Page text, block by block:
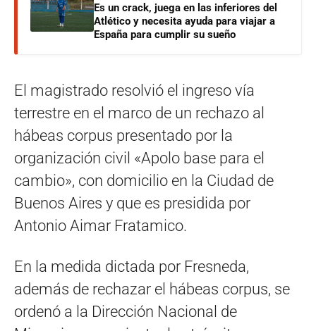
Es un crack, juega en las inferiores del
Atlético y necesita ayuda para viajar a
España para cumplir su sueño
El magistrado resolvió el ingreso vía
terrestre en el marco de un rechazo al
hábeas corpus presentado por la
organización civil «Apolo base para el
cambio», con domicilio en la Ciudad de
Buenos Aires y que es presidida por
Antonio Aimar Fratamico.
En la medida dictada por Fresneda,
además de rechazar el hábeas corpus, se
ordenó a la Dirección Nacional de